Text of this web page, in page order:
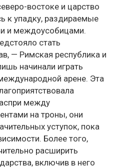
востоке и царство
к упадку, раздираемые
и междоусобицами.
стать
— Римская республика и
начинали играть
арене. Эта
между
на троны, они
уступок, пока
Более того,
расширить
включив в него